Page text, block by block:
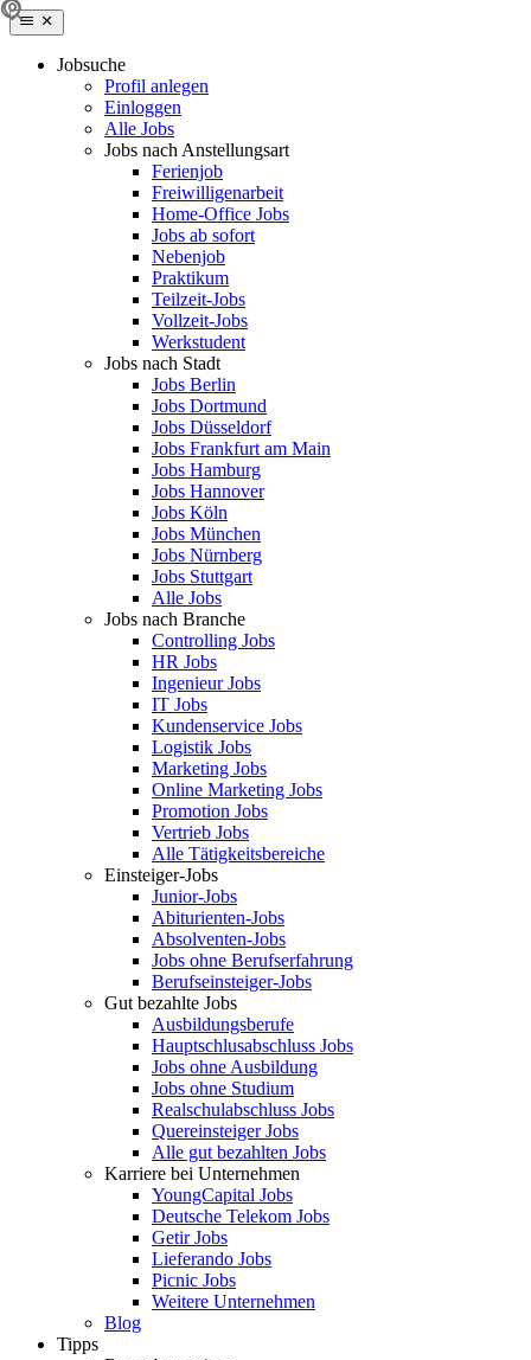
Jobsuche
Profil anlegen
Einloggen
Alle Jobs
Jobs nach Anstellungsart
Ferienjob
Freiwilligenarbeit
Home-Office Jobs
Jobs ab sofort
Nebenjob
Praktikum
Teilzeit-Jobs
Vollzeit-Jobs
Werkstudent
Jobs nach Stadt
Jobs Berlin
Jobs Dortmund
Jobs Düsseldorf
Jobs Frankfurt am Main
Jobs Hamburg
Jobs Hannover
Jobs Köln
Jobs München
Jobs Nürnberg
Jobs Stuttgart
Alle Jobs
Jobs nach Branche
Controlling Jobs
HR Jobs
Ingenieur Jobs
IT Jobs
Kundenservice Jobs
Logistik Jobs
Marketing Jobs
Online Marketing Jobs
Promotion Jobs
Vertrieb Jobs
Alle Tätigkeitsbereiche
Einsteiger-Jobs
Junior-Jobs
Abiturienten-Jobs
Absolventen-Jobs
Jobs ohne Berufserfahrung
Berufseinsteiger-Jobs
Gut bezahlte Jobs
Ausbildungsberufe
Hauptschlusabschluss Jobs
Jobs ohne Ausbildung
Jobs ohne Studium
Realschulabschluss Jobs
Quereinsteiger Jobs
Alle gut bezahlten Jobs
Karriere bei Unternehmen
YoungCapital Jobs
Deutsche Telekom Jobs
Getir Jobs
Lieferando Jobs
Picnic Jobs
Weitere Unternehmen
Blog
Tipps